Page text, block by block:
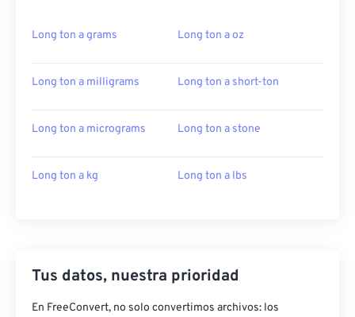
Long ton a grams Long ton a oz
Long ton a milligrams Long ton a short-ton
Long ton a micrograms Long ton a stone
Long ton a kg Long ton a lbs
Tus datos, nuestra prioridad
En FreeConvert, no solo convertimos archivos: los